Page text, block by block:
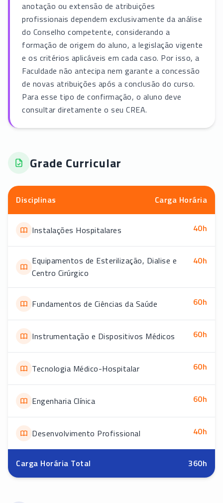
anotação ou extensão de atribuições
profissionais dependem exclusivamente da análise
do Conselho competente, considerando a
formação de origem do aluno, a legislação vigente
e os critérios aplicáveis em cada caso. Por isso, a
Faculdade não antecipa nem garante a concessão
de novas atribuições após a conclusão do curso.
Para esse tipo de confirmação, o aluno deve
consultar diretamente o seu CREA.
Grade Curricular
Disciplinas Carga Horária
Instalações Hospitalares 40h
Equipamentos de Esterilização, Dialise e
Centro Cirúrgico
40h
Fundamentos de Ciências da Saúde 60h
Instrumentação e Dispositivos Médicos 60h
Tecnologia Médico-Hospitalar 60h
Engenharia Clínica 60h
Desenvolvimento Profissional 40h
Carga Horária Total 360h